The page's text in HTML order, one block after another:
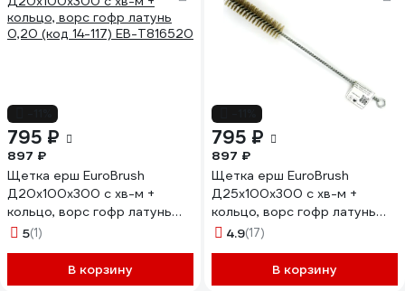
795 ₽
897 ₽
Щетка ерш EuroBrush
Д20x100x300 с хв-м +
кольцо, ворс гофр латунь
0,20 (код 14-117) EB-T816520
5(1)
В корзину
795 ₽
897 ₽
Щетка ерш EuroBrush
Д25x100x300 с хв-м +
кольцо, ворс гофр латунь
0,20 (код 14-122) EB-
4.9(17)
В корзину